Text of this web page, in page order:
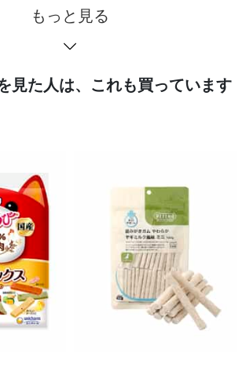
もっと見る
見た人は、これも買っています